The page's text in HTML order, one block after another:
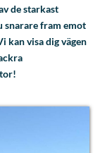
de starkast
snarare fram emot
kan visa dig vägen